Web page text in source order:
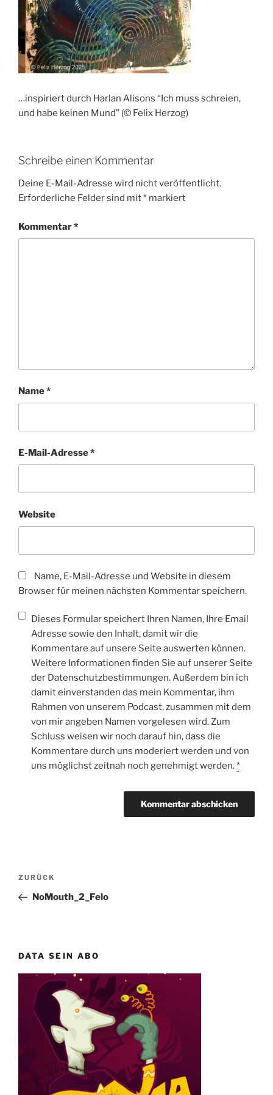
…inspiriert durch Harlan Alisons “Ich muss schreien,
und habe keinen Mund” (© Felix Herzog)
Schreibe einen Kommentar
Deine E-Mail-Adresse wird nicht veröffentlicht.
Erforderliche Felder sind mit* markiert
Kommentar*
Name*
E-Mail-Adresse*
Website
Name, E-Mail-Adresse und Website in diesem
Browser für meinen nächsten Kommentar speichern.
Dieses Formular speichert Ihren Namen, Ihre Email
Adresse sowie den Inhalt, damit wir die
Kommentare auf unsere Seite auswerten können.
Weitere Informationen finden Sie auf unserer Seite
der Datenschutzbestimmungen. Außerdem bin ich
damit einverstanden das mein Kommentar, ihm
Rahmen von unserem Podcast, zusammen mit dem
von mir angeben Namen vorgelesen wird. Zum
Schluss weisen wir noch darauf hin, dass die
Kommentare durch uns moderiert werden und von
uns möglichst zeitnah noch genehmigt werden.*
Beitragsnavigation
Vorheriger
Beitrag
ZURÜCK
NoMouth_2_Felo
DATA SEIN ABO